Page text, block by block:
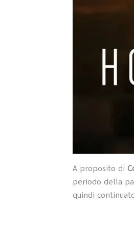
A proposito di
periodo della
quindi